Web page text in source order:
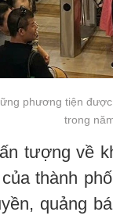
phương tiện
trong
tượng về
thành
quảng